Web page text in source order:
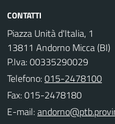
CONTATTI
Piazza Unità d'Italia, 1
13811 Andorno Micca (BI)
P.Iva: 00335290029
Telefono:015-2478100
Fax: 015-2478180
E-mail: